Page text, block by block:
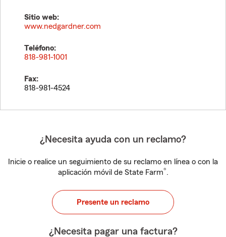
Sitio web:
www.nedgardner.com
Teléfono:
818-981-1001
Fax:
818-981-4524
¿Necesita ayuda con un reclamo?
Inicie o realice un seguimiento de su reclamo en línea o con la
aplicación móvil de State Farm®.
Presente un reclamo
¿Necesita pagar una factura?